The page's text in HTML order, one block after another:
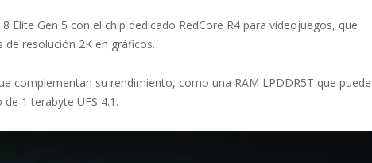
Elite Gen 5 con el chip dedicado RedCore R4 para videojuegos, que
resolución 2K en gráficos.
complementan su rendimiento, como una RAM LPDDR5T que puede
1 terabyte UFS 4.1.